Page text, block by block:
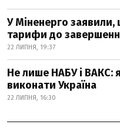
У Міненерго
тарифи до
22 ЛИПНЯ, 19:37
Не лише НАБУ і ВАКС:
виконати Україна
22 ЛИПНЯ, 16:30